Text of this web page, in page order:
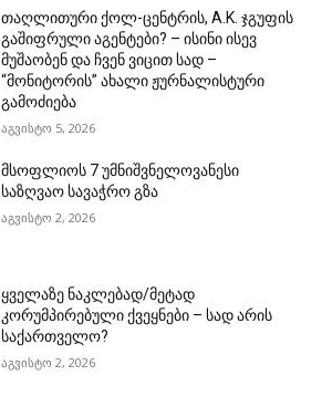
თაღლითური ქოლ-ცენტრის, A.K. ჯგუფის
გაშიფრული აგენტები? – ისინი ისევ
მუშაობენ და ჩვენ ვიცით სად –
“მონიტორის” ახალი ჟურნალისტური
გამოძიება
აგვისტო 5, 2026
მსოფლიოს 7 უმნიშვნელოვანესი
საზღვაო სავაჭრო გზა
აგვისტო 2, 2026
ყველაზე ნაკლებად/მეტად
კორუმპირებული ქვეყნები – სად არის
საქართველო?
აგვისტო 2, 2026